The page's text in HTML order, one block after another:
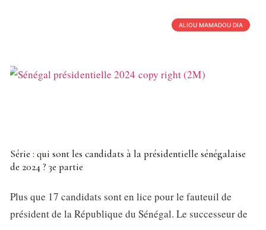
ALIOU MAMADOU DIA
Série : qui sont les candidats à la présidentielle sénégalaise
de 2024 ? 3e partie
Plus que 17 candidats sont en lice pour le fauteuil de
président de la République du Sénégal. Le successeur de